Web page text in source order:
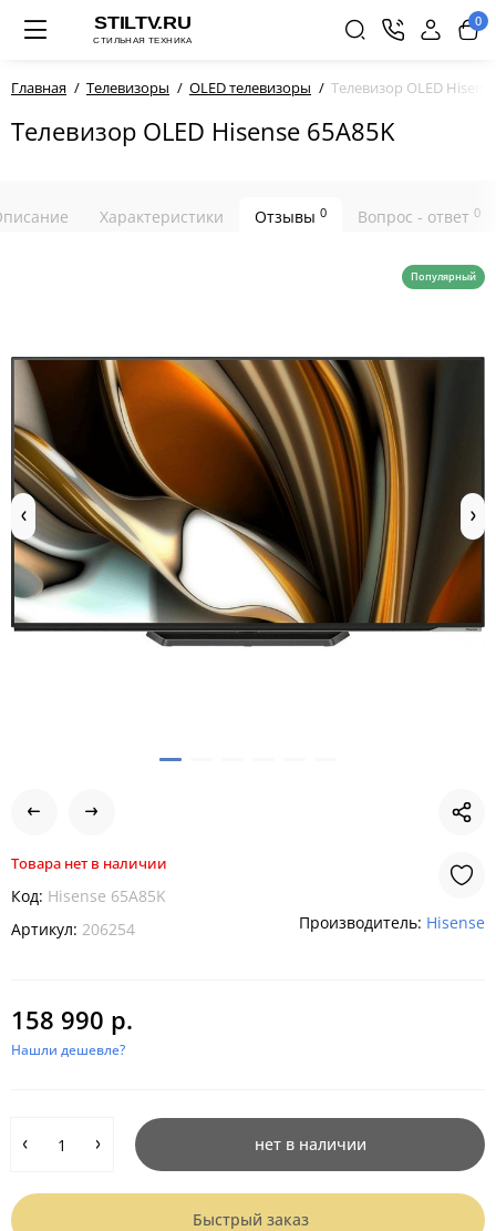
0
Главная Телевизоры OLED телевизоры Телевизор OLED
Телевизор OLED Hisense 65A85K
Характеристики Отзывы 0 Вопрос - ответ 0
Популярный
Товара нет в наличии
Код: Hisense 65A85K
Артикул: 206254 Производитель: Hisense
158 990 р.
Нашли дешевле?
нет в наличии
Быстрый заказ